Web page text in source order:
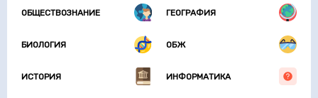
ОБЩЕСТВОЗНАНИЕ ГЕОГРАФИЯ
БИОЛОГИЯ ОБЖ
ИСТОРИЯ ИНФОРМАТИКА